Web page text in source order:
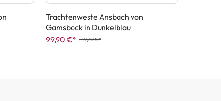
Trachtenweste Ansbach von
Gamsbock in Dunkelblau
99,90 €* 149,90 €*